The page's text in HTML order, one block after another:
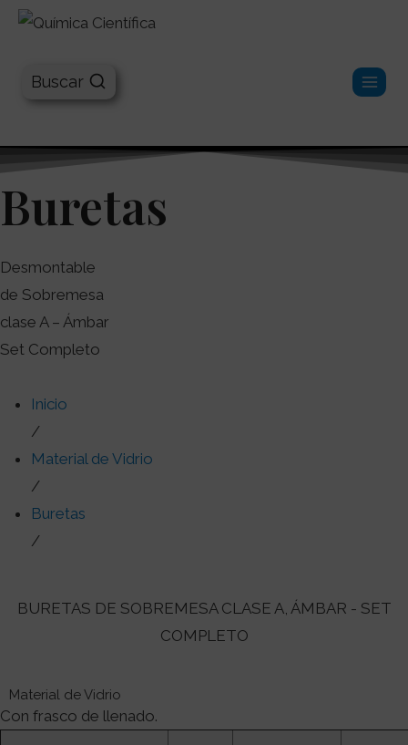
Buscar
Buretas
Desmontable
de Sobremesa
clase A – Ámbar
Set Completo
Inicio
/
Material de Vidrio
/
Buretas
/
BURETAS DE SOBREMESA CLASE A, ÁMBAR - SET
COMPLETO
Material de Vidrio
Con frasco de llenado.